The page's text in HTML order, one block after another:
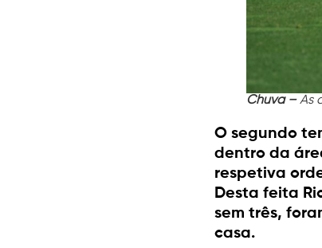
Chuva –As
O segundo
dentro da
respetiva
Desta feita
sem três,
casa.